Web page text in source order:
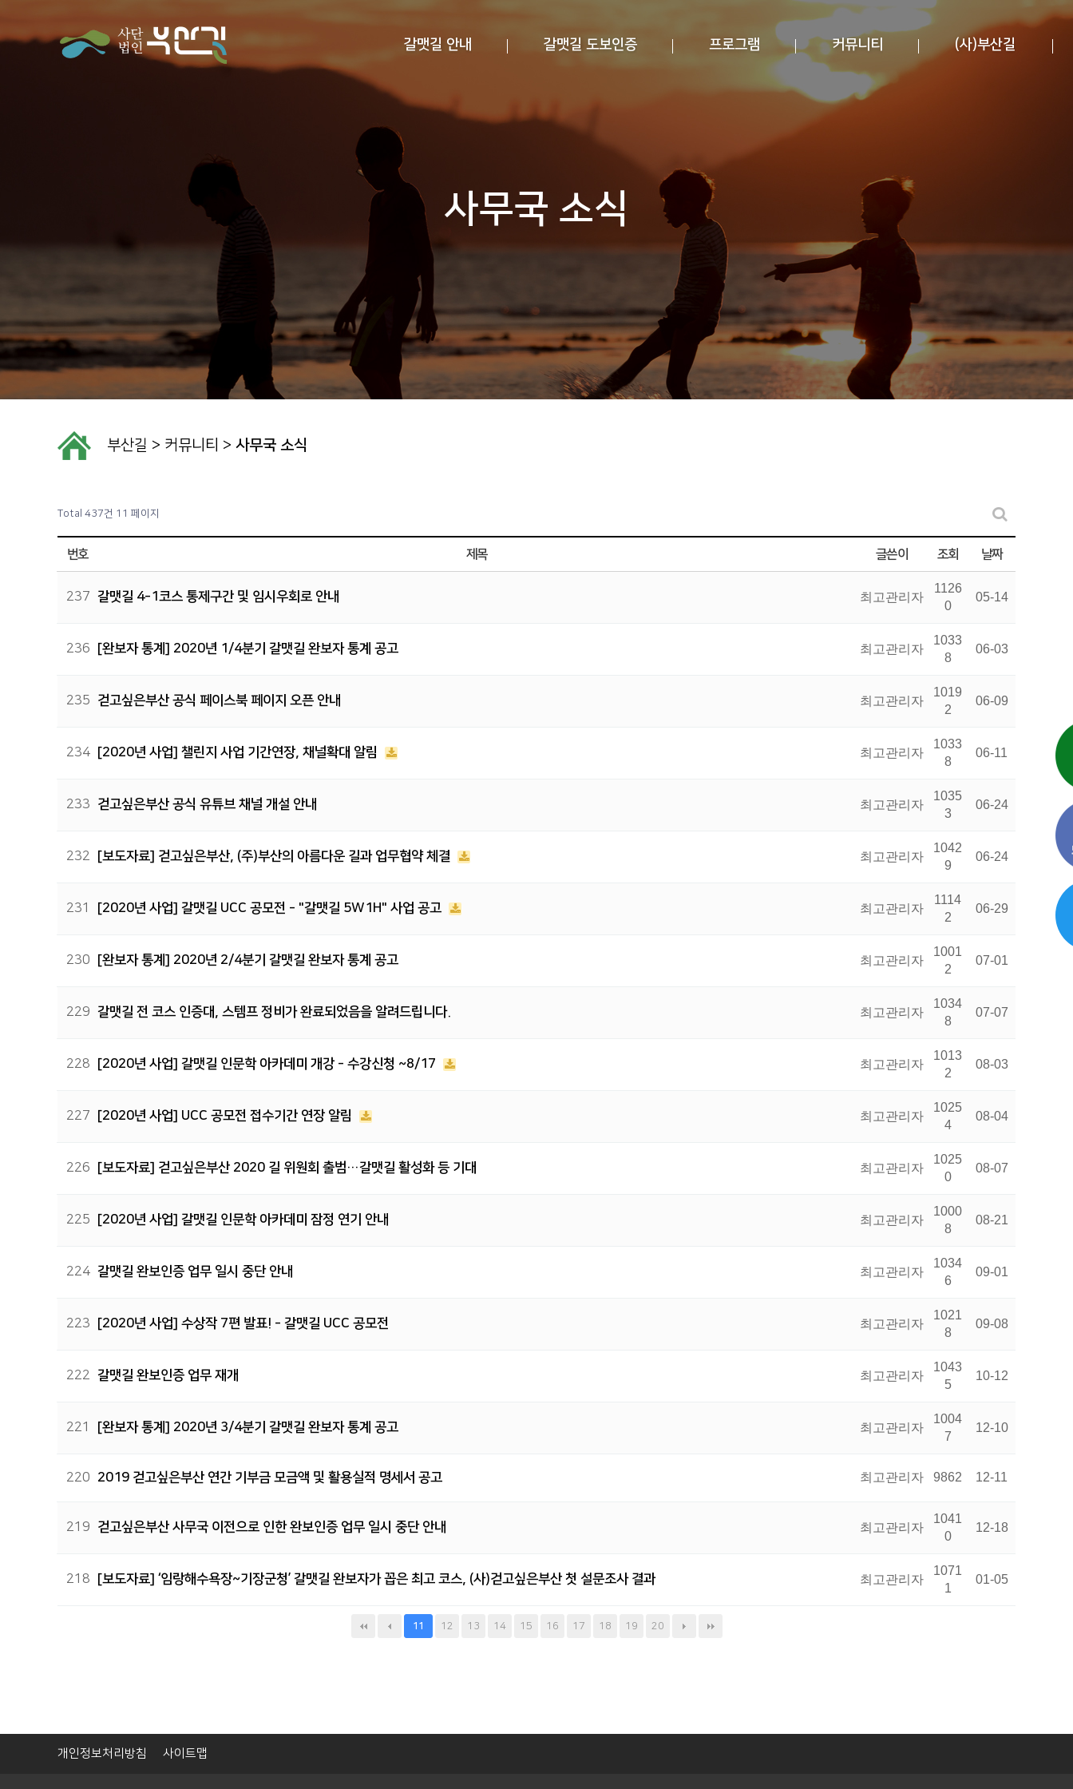
갈맷길 안내 갈맷길 도보인증 프로그램 커뮤니티 (사)부산길
사무국 소식
부산길 > 커뮤니티 > 사무국 소식
Total 437건 11 페이지
번호 제목 글쓴이 조회 날짜
237 갈맷길 4-1코스 통제구간 및 임시우회로 안내 최고관리자
1126
0
05-14
236 [완보자 통계] 2020년 1/4분기 갈맷길 완보자 통계 공고 최고관리자
1033
8
06-03
235 걷고싶은부산 공식 페이스북 페이지 오픈 안내 최고관리자
1019
2
06-09
234 [2020년 사업] 챌린지 사업 기간연장, 채널확대 알림 최고관리자
1033
8
06-11
233 걷고싶은부산 공식 유튜브 채널 개설 안내 최고관리자
1035
3
06-24
232 [보도자료] 걷고싶은부산, (주)부산의 아름다운 길과 업무협약 체결 최고관리자
1042
9
06-24
231 [2020년 사업] 갈맷길 UCC 공모전 - "갈맷길 5W1H" 사업 공고 최고관리자
1114
2
06-29
230 [완보자 통계] 2020년 2/4분기 갈맷길 완보자 통계 공고 최고관리자
1001
2
07-01
229 갈맷길 전 코스 인증대, 스템프 정비가 완료되었음을 알려드립니다. 최고관리자
1034
8
07-07
228 [2020년 사업] 갈맷길 인문학 아카데미 개강 - 수강신청 ~8/17 최고관리자
1013
2
08-03
227 [2020년 사업] UCC 공모전 접수기간 연장 알림 최고관리자
1025
4
08-04
226 [보도자료] 걷고싶은부산 2020 길 위원회 출범…갈맷길 활성화 등 기대 최고관리자
1025
0
08-07
225 [2020년 사업] 갈맷길 인문학 아카데미 잠정 연기 안내 최고관리자
1000
8
08-21
224 갈맷길 완보인증 업무 일시 중단 안내 최고관리자
1034
6
09-01
223 [2020년 사업] 수상작 7편 발표! - 갈맷길 UCC 공모전 최고관리자
1021
8
09-08
222 갈맷길 완보인증 업무 재개 최고관리자
1043
5
10-12
221 [완보자 통계] 2020년 3/4분기 갈맷길 완보자 통계 공고 최고관리자
1004
7
12-10
220 2019 걷고싶은부산 연간 기부금 모금액 및 활용실적 명세서 공고 최고관리자 9862 12-11
219 걷고싶은부산 사무국 이전으로 인한 완보인증 업무 일시 중단 안내 최고관리자
1041
0
12-18
218 [보도자료] ‘임랑해수욕장~기장군청’ 갈맷길 완보자가 꼽은 최고 코스, (사)걷고싶은부산 첫 설문조사 결과 최고관리자
1071
1
01-05
11 12 13 14 15 16 17 18 19 20
개인정보처리방침 사이트맵